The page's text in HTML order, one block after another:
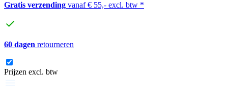
Gratis verzending vanaf € 55,- excl. btw *
60 dagen retourneren
Prijzen excl. btw